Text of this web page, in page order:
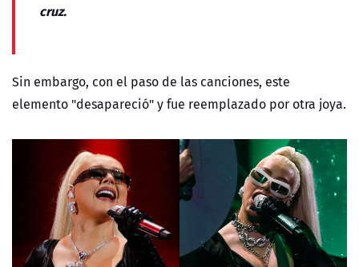
cruz.
Sin embargo, con el paso de las canciones, este
elemento "desapareció" y fue reemplazado por otra joya.